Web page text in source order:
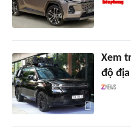
Xem
độ